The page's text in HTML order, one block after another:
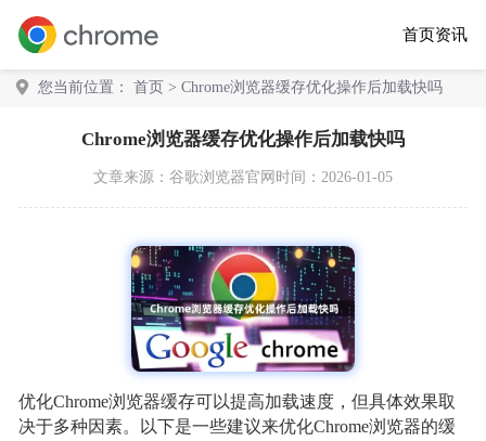
首页资讯
您当前位置： 首页 > Chrome浏览器缓存优化操作后加载快吗
Chrome浏览器缓存优化操作后加载快吗
文章来源： 谷歌浏览器官网 时间：2026-01-05
优化Chrome浏览器缓存可以提高加载速度，但具体效果取
决于多种因素。以下是一些建议来优化Chrome浏览器的缓